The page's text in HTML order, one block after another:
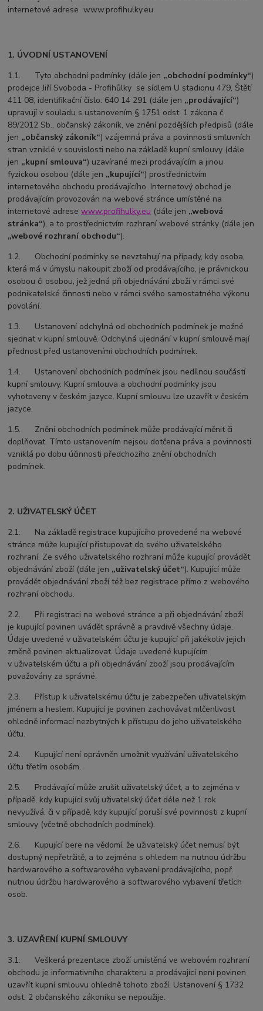
internetové adrese www.profihulky.eu
1. ÚVODNÍ USTANOVENÍ
1.1. Tyto obchodní podmínky (dále jen „obchodní podmínky“)
prodejce Jiří Svoboda - Profihůlky se sídlem U stadionu 479, Štětí
411 08, identifikační číslo: 640 14 291 (dále jen „prodávající“)
upravují v souladu s ustanovením § 1751 odst. 1 zákona č.
89/2012 Sb., občanský zákoník, ve znění pozdějších předpisů (dále
jen „občanský zákoník“) vzájemná práva a povinnosti smluvních
stran vzniklé v souvislosti nebo na základě kupní smlouvy (dále
jen „kupní smlouva“) uzavírané mezi prodávajícím a jinou
fyzickou osobou (dále jen „kupující“) prostřednictvím
internetového obchodu prodávajícího. Internetový obchod je
prodávajícím provozován na webové stránce umístěné na
internetové adresewww.profihulky.eu (dále jen „webová
stránka“), a to prostřednictvím rozhraní webové stránky (dále jen
„webové rozhraní obchodu“).
1.2. Obchodní podmínky se nevztahují na případy, kdy osoba,
která má v úmyslu nakoupit zboží od prodávajícího, je právnickou
osobou či osobou, jež jedná při objednávání zboží v rámci své
podnikatelské činnosti nebo v rámci svého samostatného výkonu
povolání.
1.3. Ustanovení odchylná od obchodních podmínek je možné
sjednat v kupní smlouvě. Odchylná ujednání v kupní smlouvě mají
přednost před ustanoveními obchodních podmínek.
1.4. Ustanovení obchodních podmínek jsou nedílnou součástí
kupní smlouvy. Kupní smlouva a obchodní podmínky jsou
vyhotoveny v českém jazyce. Kupní smlouvu lze uzavřít v českém
jazyce.
1.5. Znění obchodních podmínek může prodávající měnit či
doplňovat. Tímto ustanovením nejsou dotčena práva a povinnosti
vzniklá po dobu účinnosti předchozího znění obchodních
podmínek.
2. UŽIVATELSKÝ ÚČET
2.1. Na základě registrace kupujícího provedené na webové
stránce může kupující přistupovat do svého uživatelského
rozhraní. Ze svého uživatelského rozhraní může kupující provádět
objednávání zboží (dále jen „uživatelský účet“). Kupující může
provádět objednávání zboží též bez registrace přímo z webového
rozhraní obchodu.
2.2. Při registraci na webové stránce a při objednávání zboží
je kupující povinen uvádět správně a pravdivě všechny údaje.
Údaje uvedené v uživatelském účtu je kupující při jakékoliv jejich
změně povinen aktualizovat. Údaje uvedené kupujícím
v uživatelském účtu a při objednávání zboží jsou prodávajícím
považovány za správné.
2.3. Přístup k uživatelskému účtu je zabezpečen uživatelským
jménem a heslem. Kupující je povinen zachovávat mlčenlivost
ohledně informací nezbytných k přístupu do jeho uživatelského
účtu.
2.4. Kupující není oprávněn umožnit využívání uživatelského
účtu třetím osobám.
2.5. Prodávající může zrušit uživatelský účet, a to zejména v
případě, kdy kupující svůj uživatelský účet déle než 1 rok
nevyužívá, či v případě, kdy kupující poruší své povinnosti z kupní
smlouvy (včetně obchodních podmínek).
2.6. Kupující bere na vědomí, že uživatelský účet nemusí být
dostupný nepřetržitě, a to zejména s ohledem na nutnou údržbu
hardwarového a softwarového vybavení prodávajícího, popř.
nutnou údržbu hardwarového a softwarového vybavení třetích
osob.
3. UZAVŘENÍ KUPNÍ SMLOUVY
3.1. Veškerá prezentace zboží umístěná ve webovém rozhraní
obchodu je informativního charakteru a prodávající není povinen
uzavřít kupní smlouvu ohledně tohoto zboží. Ustanovení § 1732
odst. 2 občanského zákoníku se nepoužije.